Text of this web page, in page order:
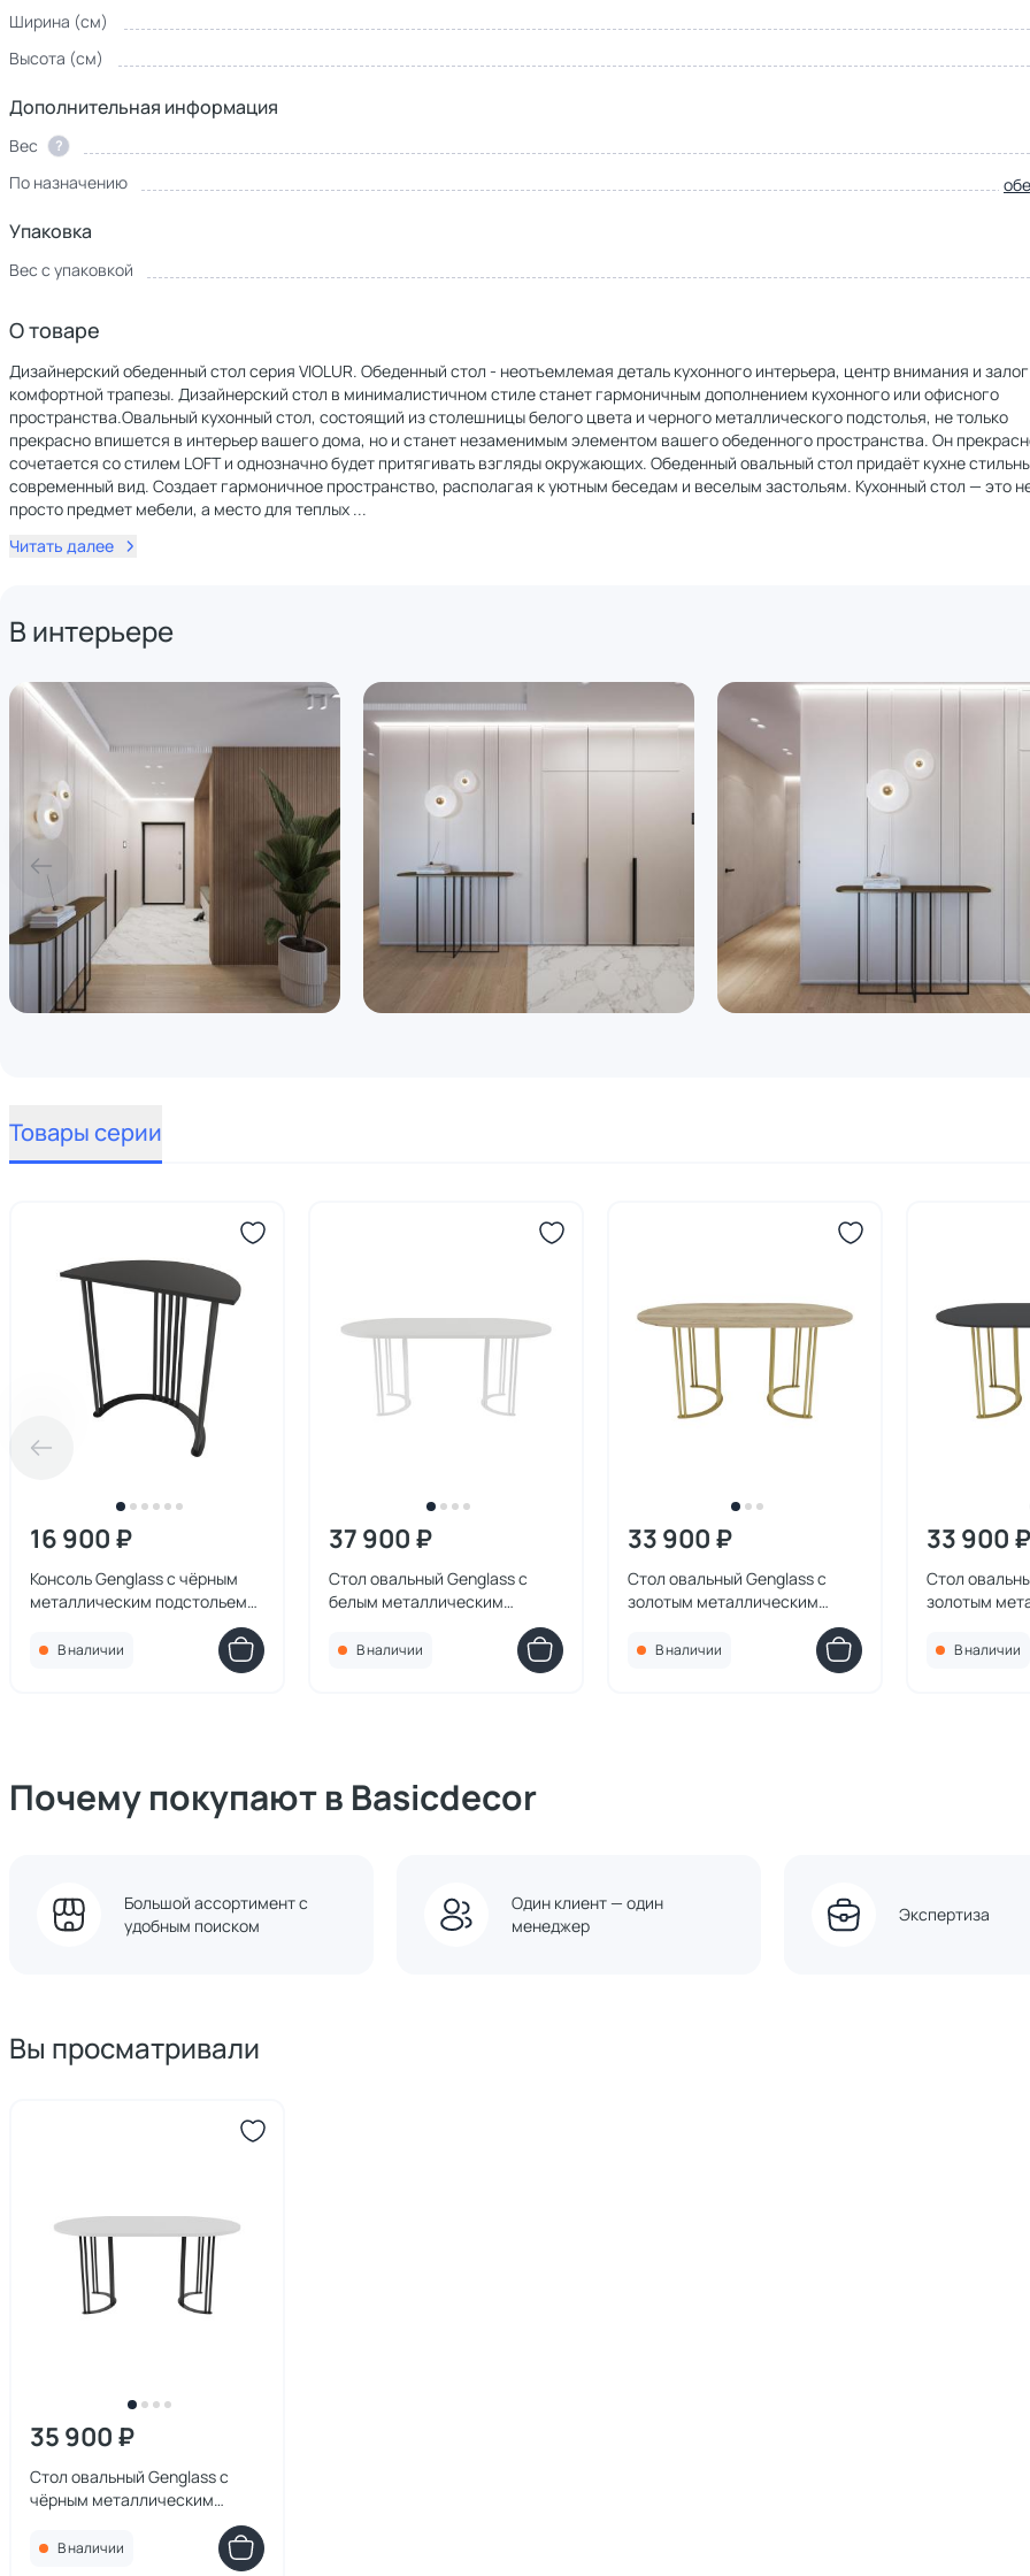
Ширина (см)
Высота (см)
Дополнительная информация
Вес ?
По назначению
Упаковка
Вес с упаковкой
О товаре
Дизайнерский обеденный стол серия VIOLUR. Обеденный стол - неотъемлемая деталь кухонного интерьера, центр внимания и залог
комфортной трапезы. Дизайнерский стол в минималистичном стиле станет гармоничным дополнением кухонного или офисного
пространства.Овальный кухонный стол, состоящий из столешницы белого цвета и черного металлического подстолья, не только
прекрасно впишется в интерьер вашего дома, но и станет незаменимым элементом вашего обеденного пространства. Он
сочетается со стилем LOFT и однозначно будет притягивать взгляды окружающих. Обеденный овальный стол придаёт кухне
современный вид. Создает гармоничное пространство, располагая к уютным беседам и веселым застольям. Кухонный стол — это
просто предмет мебели, а место для теплых ...
Читать далее
В интерьере
Товары серии
16 900 ₽
Консоль Genglass с чёрным
металлическим подстольем
VIOLUR чёрная столешница,
70*40 см BD-3103150
В наличии
37 900 ₽
Стол овальный Genglass с
белым металлическим
столешница, 200*90 см BD-
В наличии
33 900 ₽
Стол овальный Genglass с
золотым металлическим
столешница орех, 160*80 см
В наличии
33 900 ₽
Стол
золотым
подстольем
В наличии
Почему покупают в Basicdecor
Большой ассортимент с
удобным поиском
Один клиент — один
менеджер
Экспертиза
Вы просматривали
35 900 ₽
Стол овальный Genglass с
чёрным металлическим
столешница, 180*90 см BD-
В наличии